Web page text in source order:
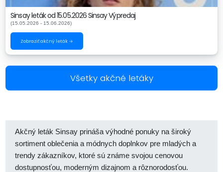
Sinsay leták od 15.05.2026 Sinsay Výpredaj
(15.05.2026 - 15.06.2026)
Zobraziť akčný leták →
Všetky akčné letáky
Akčný leták Sinsay prináša výhodné ponuky na široký
sortiment oblečenia a módnych doplnkov pre mladých a
trendy zákazníkov, ktoré sú známe svojou cenovou
dostupnosťou, moderným dizajnom a rôznorodosťou.